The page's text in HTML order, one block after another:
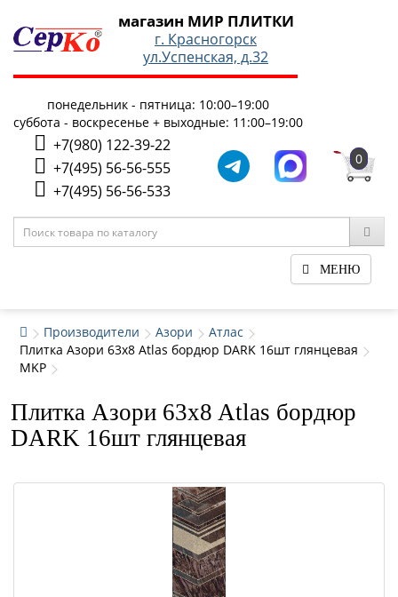
магазин МИР ПЛИТКИ
г. Красногорск
ул.Успенская, д.32
понедельник - пятница: 10:00–19:00
суббота - воскресенье + выходные: 11:00–19:00
+7(980) 122-39-22
+7(495) 56-56-555
+7(495) 56-56-533
0
МЕНЮ
Производители Азори
Атлас
Плитка Азори 63x8 Atlas бордюр DARK 16шт глянцевая
MKP
Плитка Азори 63x8 Atlas бордюр
DARK 16шт глянцевая